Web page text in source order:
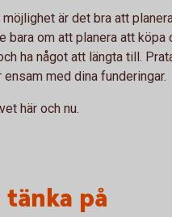
är det bra att
bara om att planera att köpa
ha något att längta till.
med dina funderingar.
här och nu.
på